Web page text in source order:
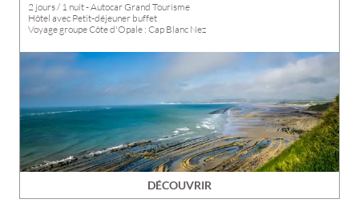
2 jours / 1 nuit - Autocar Grand Tourisme
Hôtel avec Petit-déjeuner buffet
Voyage groupe Côte d'Opale : Cap Blanc Nez
DÉCOUVRIR